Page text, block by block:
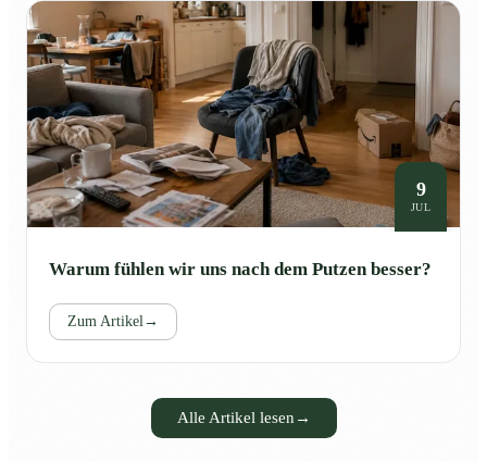
9
JUL
Warum fühlen wir uns nach dem Putzen besser?
Zum Artikel →
Alle Artikel lesen →